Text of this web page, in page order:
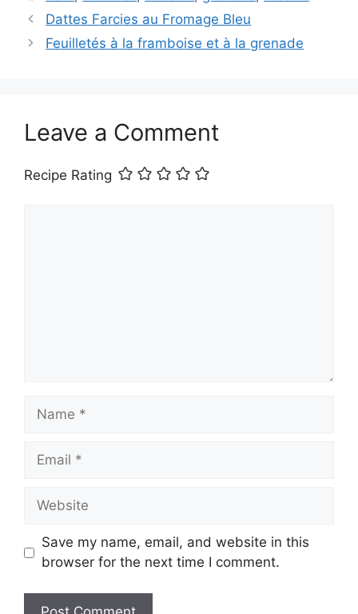
Dattes Farcies au Fromage Bleu
Feuilletés à la framboise et à la grenade
Leave a Comment
Recipe Rating
Name
Email
Website
Save my name, email, and website in this
browser for the next time I comment.